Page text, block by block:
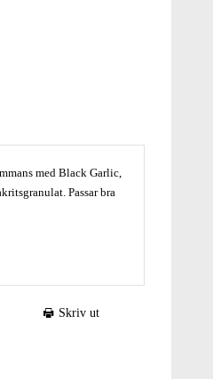
med Black Garlic,
Passar bra
Skriv ut